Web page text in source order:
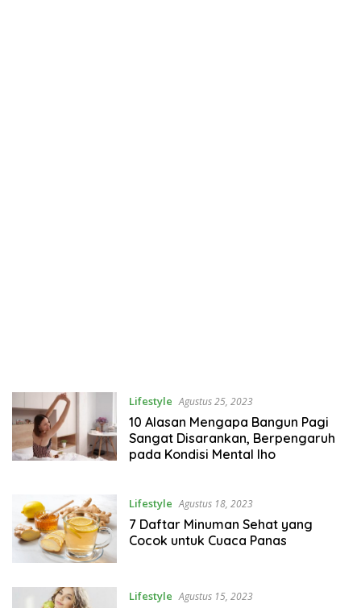
Lifestyle Agustus 25, 2023
10 Alasan Mengapa Bangun Pagi
Sangat Disarankan, Berpengaruh
pada Kondisi Mental lho
Lifestyle Agustus 18, 2023
7 Daftar Minuman Sehat yang
Cocok untuk Cuaca Panas
Lifestyle Agustus 15, 2023